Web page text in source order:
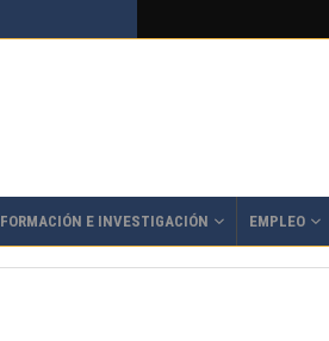
FORMACIÓN E INVESTIGACIÓN EMPLEO